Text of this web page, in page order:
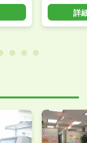
詳